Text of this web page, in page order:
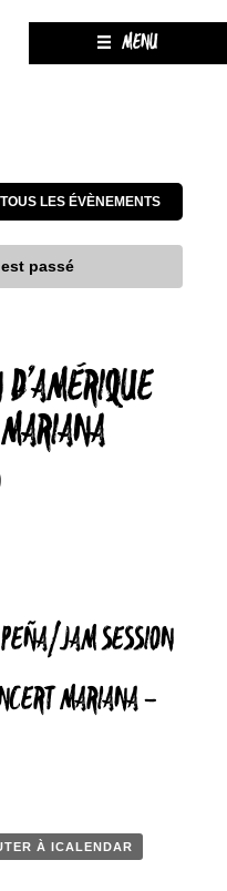
MENU
LES ÉVÈNEMENTS
passé
JAM SESSION
MARIANA –
À ICALENDAR